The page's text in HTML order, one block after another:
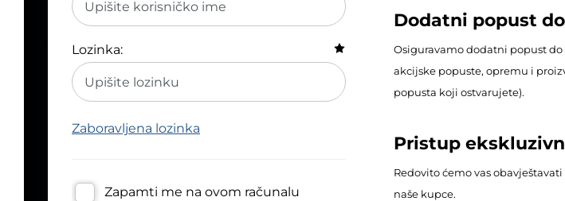
Lozinka:
Zaboravljena lozinka
Zapamti me na ovom računalu
Dodatni popust
Osiguravamo dodatni popust
akcijske popuste, opremu i
popusta koji ostvarujete).
Pristup
Redovito ćemo vas
naše kupce.